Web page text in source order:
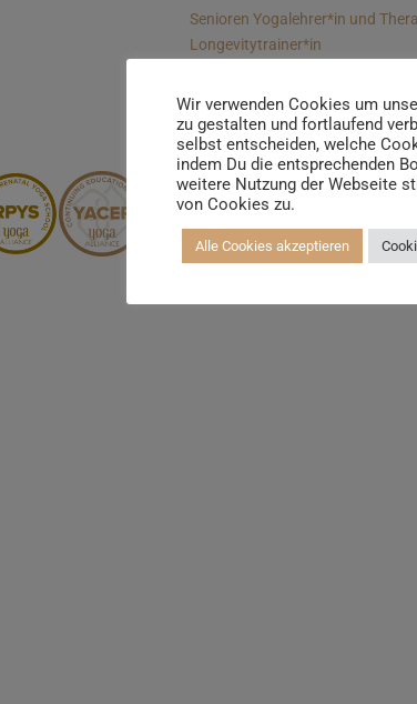
Senioren Yogalehrer*in und
Longevitytrainer*in
Meditationsleiter*in | 50h &
Yoga Alignmenttrainer*in | 40h
Yoga Hilfsmitteltrainer*in
Wir verwenden Cookies um
zu gestalten und fortlaufend
selbst entscheiden, welche
indem Du die entsprechenden
weitere Nutzung der Webseite
von Cookies zu.
Alle Cookies akzeptieren